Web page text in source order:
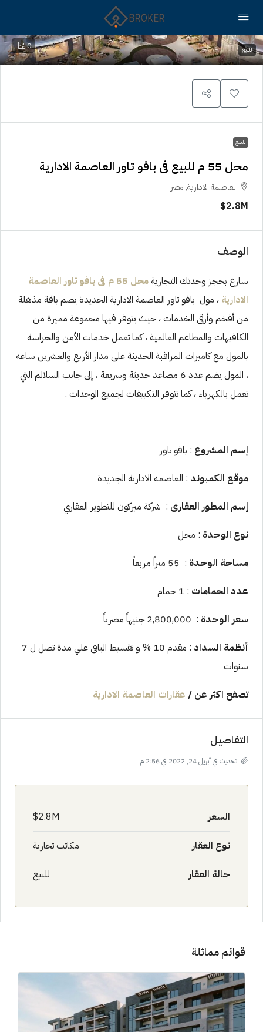
0 للبيع
للبيع
محل 55 م للبيع فى بافو تاور العاصمة الادارية
العاصمة الادارية, مصر
2.8M$
الوصف
سارع بحجز وحدتك التجارية
محل 55 م فى بافو تاور العاصمة
الادارية ، مول بافو تاور العاصمة الادارية الجديدة يضم باقة مذهلة
من أفخم وأرقى الخدمات ، حيث يتوفر فيها مجموعة مميزة من
الكافيهات والمطاعم العالمية ، كما تعمل خدمات الأمن والحراسة
بالمول مع كاميرات المراقبة الحديثة على مدار الأربع والعشرين ساعة
، المول يضم عدد 6 مصاعد حديثة وسريعة ، إلى جانب السلالم التي
تعمل بالكهرباء ، كما تتوفر التكييفات لجميع الوحدات .
إسم المشروع : بافو تاور
موقع الكمبوند : العاصمة الادارية الجديدة
إسم المطور العقارى : شركة ميركون للتطوير العقاري
نوع الوحدة : محل
مساحة الوحدة : 55 متراً مربعاً
عدد الحمامات : 1 حمام
سعر الوحدة : 2,800,000 جنيهاً مصرياً
أنظمة السداد
: مقدم 10 % و تقسيط الباقى علي مدة تصل ل 7
سنوات
تصفح اكثر عن / عقارات العاصمة الادارية
التفاصيل
تحديث في أبريل 24, 2022 في 2:56 م
السعر 2.8M$
نوع العقار مكاتب تجارية
حالة العقار للبيع
قوائم مماثلة